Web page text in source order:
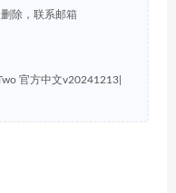
除，联系邮箱
官方中文v20241213|